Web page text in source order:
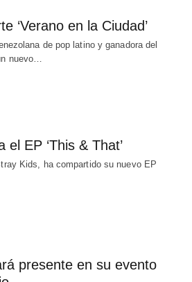
‘Verano en la Ciudad’
de pop latino y ganadora del
nuevo…
el EP ‘This & That’
Kids, ha compartido su nuevo EP
presente en su evento